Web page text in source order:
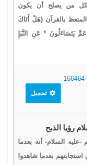
من يصلح أن يكون
المتعظ بالقرآن {هَلْ أَتَاكَ
{عَمَّ يَتَسَاءَلُونَ * عَنِ النَّبَإِ
تحميل
عليه السلام- أنه بعدما
بعدما شاهدوا